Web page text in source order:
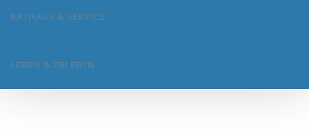
RATHAUS & SERVICE
LEBEN & ERLEBEN